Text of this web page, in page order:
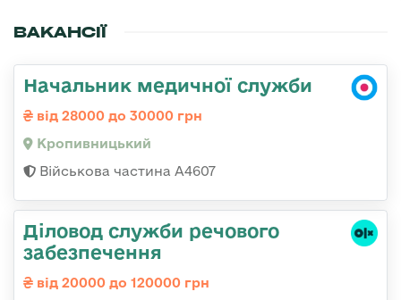
ВАКАНСІЇ
Начальник медичної служби
від 28000 до 30000 грн
Кропивницький
Військова частина А4607
Діловод служби речового
забезпечення
від 20000 до 120000 грн